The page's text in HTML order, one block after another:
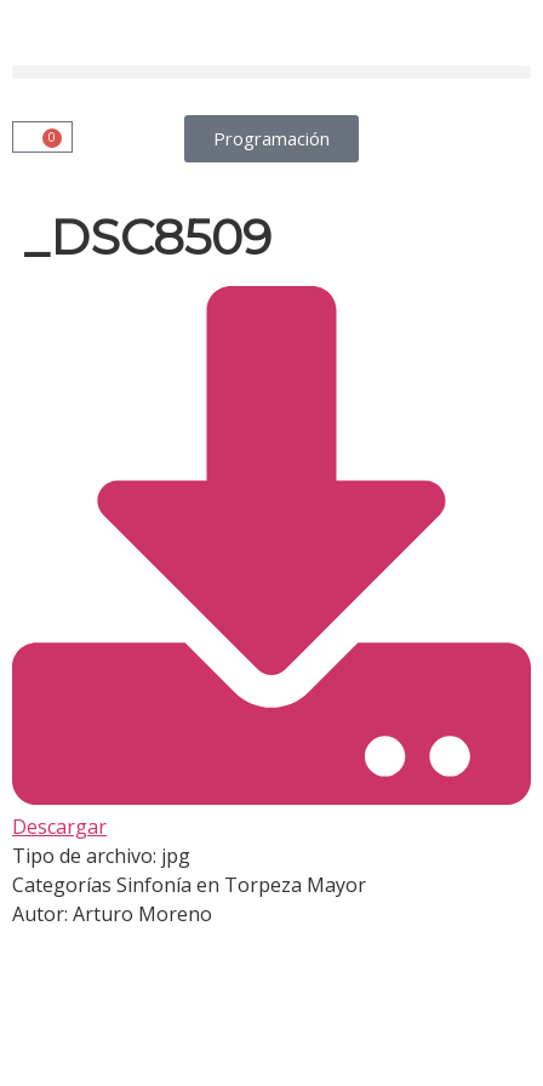
Programación
0
_DSC8509
Descargar
Tipo de archivo: jpg
Categorías Sinfonía en Torpeza Mayor
Autor: Arturo Moreno